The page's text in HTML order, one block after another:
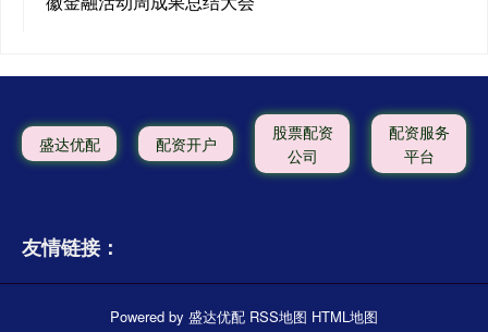
盛达优配 配资开户
股票配资
公司
配资服务
平台
友情链接：
Powered by 盛达优配 RSS地图 HTML地图